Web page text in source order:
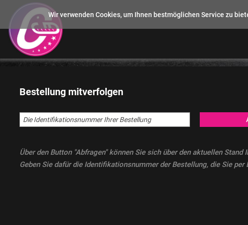
Bestellung mitverfolgen
Über den Button "Abfragen" können Sie sich über den aktuellen Stand
Geben Sie dafür die Identifikationsnummer der Bestellung, die Sie
Wir verwenden Cookies, um Ihnen bestmöglichen Service zu